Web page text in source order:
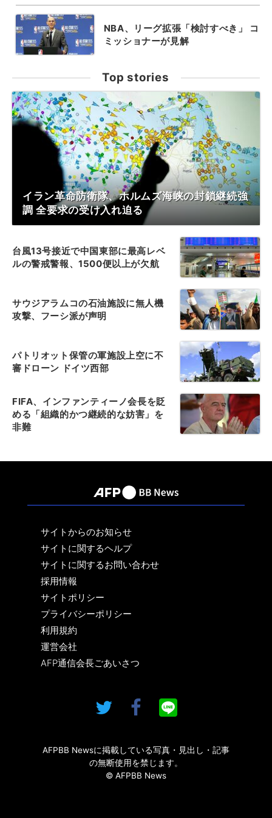
NBA、リーグ拡張「検討すべき」 コ
ミッショナーが見解
Top stories
イラン革命防衛隊、ホルムズ海峡の封鎖継続強
調 全要求の受け入れ迫る
台風13号接近で中国東部に最高レベ
ルの警戒警報、1500便以上が欠航
サウジアラムコの石油施設に無人機
攻撃、フーシ派が声明
パトリオット保管の軍施設上空に不
審ドローン ドイツ西部
FIFA、インファンティーノ会長を貶
める「組織的かつ継続的な妨害」を
非難
サイトからのお知らせ
サイトに関するヘルプ
サイトに関するお問い合わせ
採用情報
サイトポリシー
プライバシーポリシー
利用規約
運営会社
AFP通信会長ごあいさつ
AFPBB Newsに掲載している写真・見出し・記事
の無断使用を禁じます。
© AFPBB News